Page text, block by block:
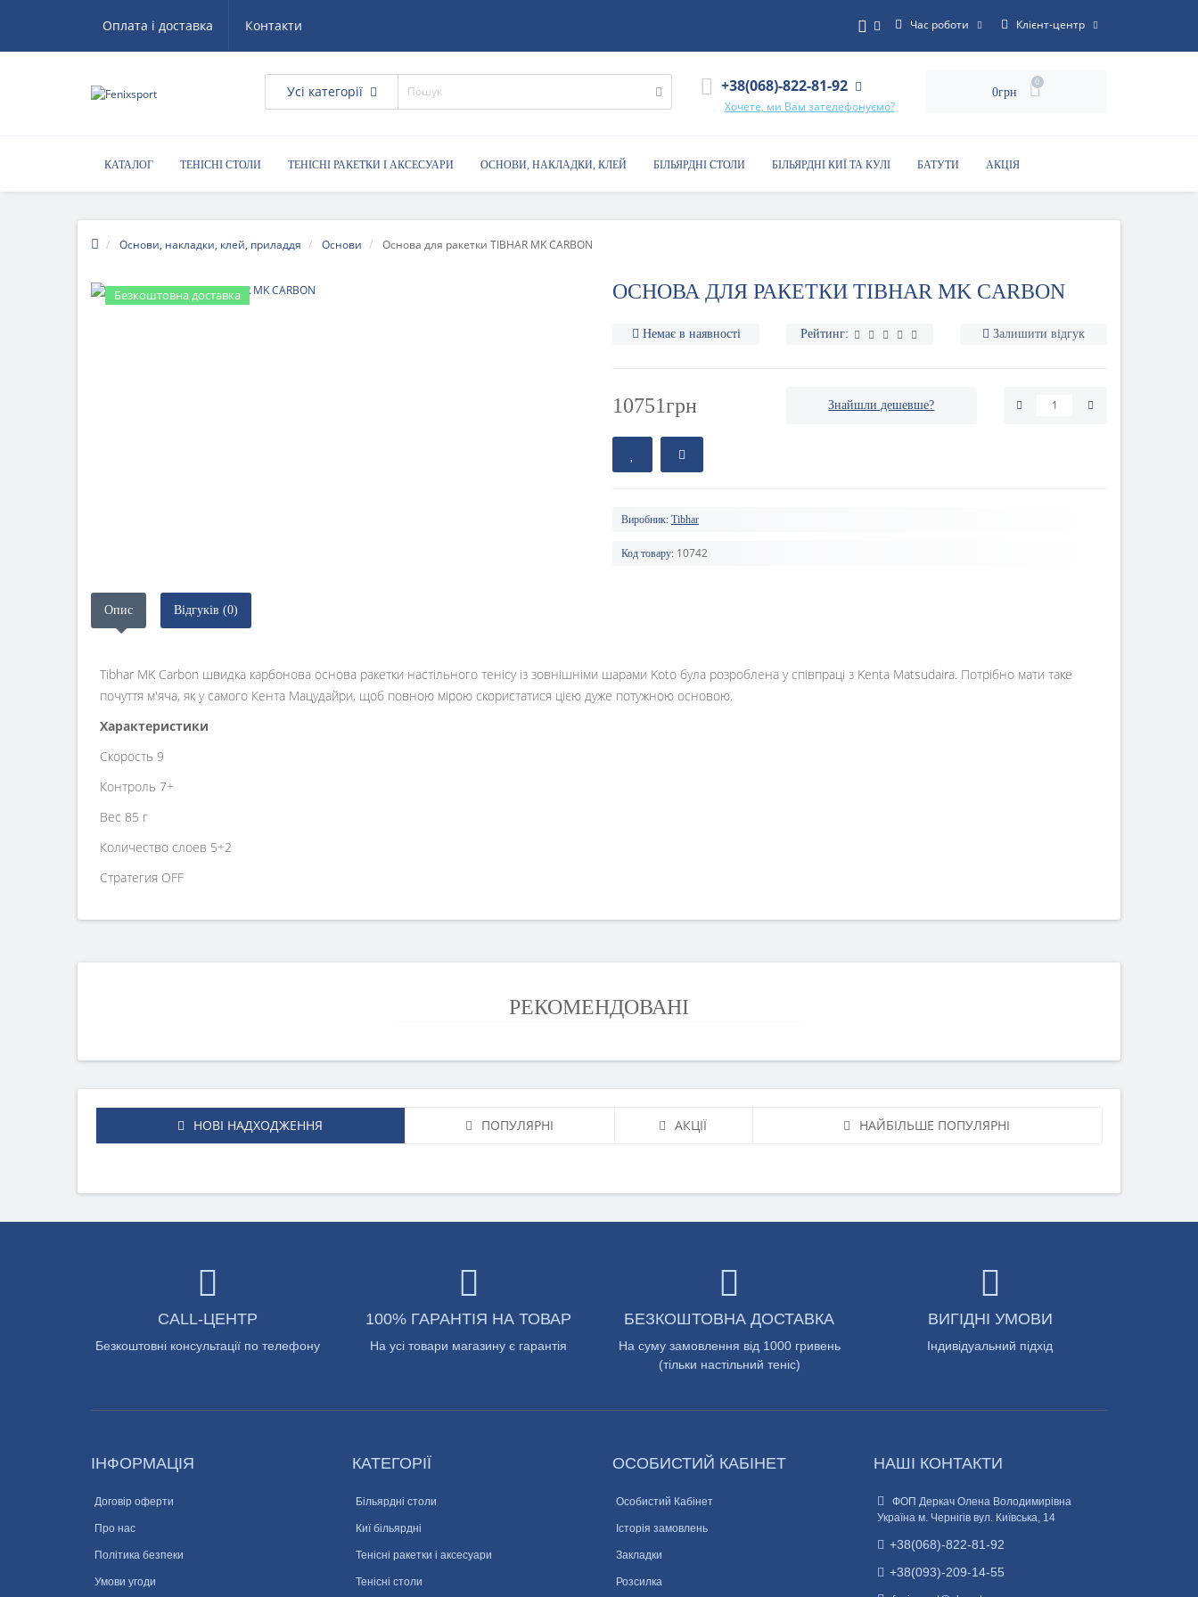
Оплата і доставка Контакти Час роботи Клієнт-центр
Усі категорії +38(068)-822-81-92
Хочете, ми Вам зателефонуємо?
0грн
0
КАТАЛОГ ТЕНІСНІ СТОЛИ ТЕНІСНІ РАКЕТКИ І АКСЕСУАРИ ОСНОВИ, НАКЛАДКИ, КЛЕЙ БІЛЬЯРДНІ СТОЛИ БІЛЬЯРДНІ КИЇ ТА КУЛІ БАТУТИ АКЦІЯ
КОРИСНІ ПОРАДИ
Основи, накладки, клей, приладдя Основи Основа для ракетки TIBHAR MK CARBON
Безкоштовна доставка ОСНОВА ДЛЯ РАКЕТКИ TIBHAR MK CARBON
Немає в наявності Рейтинг: Залишити відгук
10751грн Знайшли дешевше?
Виробник: Tibhar
Код товару: 10742
Опис Відгуків (0)
Tibhar MK Carbon швидка карбонова основа ракетки настільного тенісу із зовнішніми шарами Koto була розроблена у співпраці з Kenta Matsudaira. Потрібно мати таке
почуття м'яча, як у самого Кента Мацудайри, щоб повною мірою скористатися цією дуже потужною основою.
Характеристики
Скорость 9
Контроль 7+
Вес 85 г
Количество слоев 5+2
Стратегия OFF
РЕКОМЕНДОВАНІ
НОВІ НАДХОДЖЕННЯ ПОПУЛЯРНІ АКЦІЇ НАЙБІЛЬШЕ ПОПУЛЯРНІ
CALL-ЦЕНТР
Безкоштовні консультації по телефону
100% ГАРАНТІЯ НА ТОВАР
На усі товари магазину є гарантія
БЕЗКОШТОВНА ДОСТАВКА
На суму замовлення від 1000 гривень
(тільки настільний теніс)
ВИГІДНІ УМОВИ
Індивідуальний підхід
ІНФОРМАЦІЯ
Договір оферти
Про нас
Політика безпеки
Умови угоди
КАТЕГОРІЇ
Більярдні столи
Киї більярдні
Тенісні ракетки і аксесуари
Тенісні столи
ОСОБИСТИЙ КАБІНЕТ
Особистий Кабінет
Історія замовлень
Закладки
Розсилка
НАШІ КОНТАКТИ
ФОП Деркач Олена Володимирівна
Україна м. Чернігів вул. Київська, 14
+38(068)-822-81-92
+38(093)-209-14-55